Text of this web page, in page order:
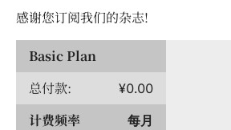
感谢您订阅我们的杂志!
Basic Plan
总付款:
¥0.00
计费频率 每月